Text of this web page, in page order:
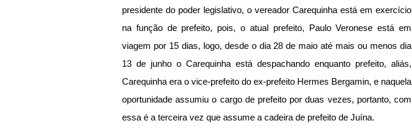
presidente do poder legislativo, o vereador Carequinha está em exercício
na função de prefeito, pois, o atual prefeito, Paulo Veronese está em
viagem por 15 dias, logo, desde o dia 28 de maio até mais ou menos dia
13 de junho o Carequinha está despachando enquanto prefeito, aliás,
Carequinha era o vice-prefeito do ex-prefeito Hermes Bergamin, e naquela
oportunidade assumiu o cargo de prefeito por duas vezes, portanto, com
essa é a terceira vez que assume a cadeira de prefeito de Juína.